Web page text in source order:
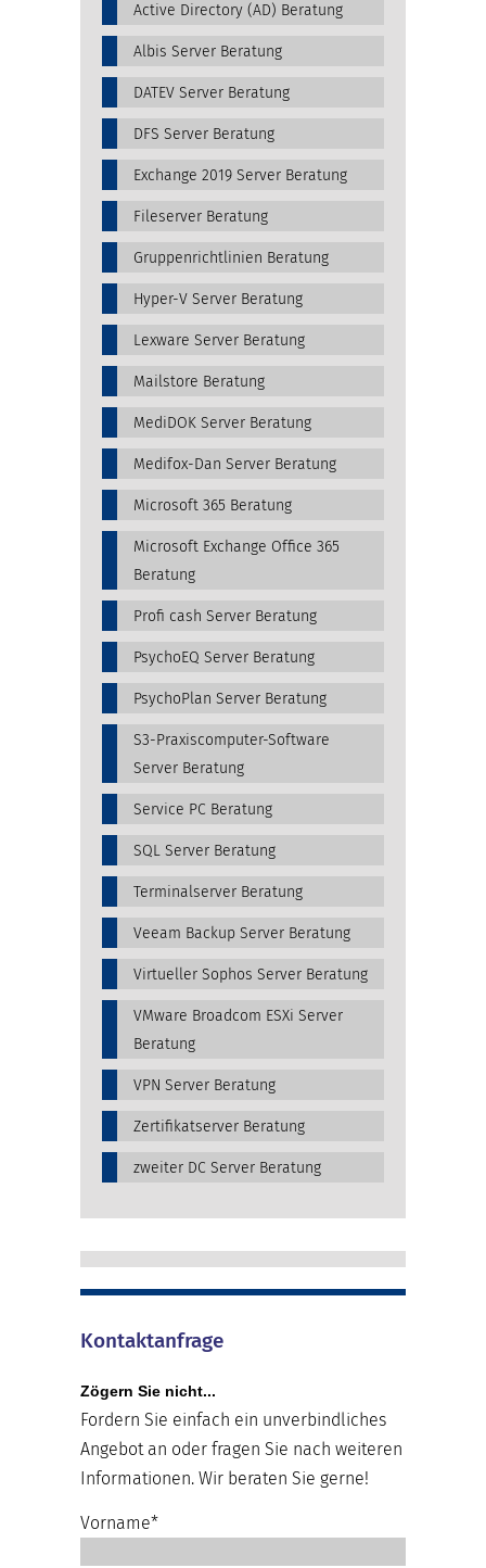
Active Directory (AD) Beratung
Albis Server Beratung
DATEV Server Beratung
DFS Server Beratung
Exchange 2019 Server Beratung
Fileserver Beratung
Gruppenrichtlinien Beratung
Hyper-V Server Beratung
Lexware Server Beratung
Mailstore Beratung
MediDOK Server Beratung
Medifox-Dan Server Beratung
Microsoft 365 Beratung
Microsoft Exchange Office 365
Beratung
Profi cash Server Beratung
PsychoEQ Server Beratung
PsychoPlan Server Beratung
S3-Praxiscomputer-Software
Server Beratung
Service PC Beratung
SQL Server Beratung
Terminalserver Beratung
Veeam Backup Server Beratung
Virtueller Sophos Server Beratung
VMware Broadcom ESXi Server
Beratung
VPN Server Beratung
Zertifikatserver Beratung
zweiter DC Server Beratung
Kontaktanfrage
Zögern Sie nicht...
Fordern Sie einfach ein unverbindliches
Angebot an oder fragen Sie nach weiteren
Informationen. Wir beraten Sie gerne!
Vorname*